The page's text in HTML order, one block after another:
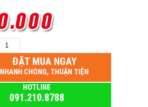
ĐẶT MUA NGAY
NHANH CHÓNG, THUẬN TIỆN
HOTLINE
091.210.8788